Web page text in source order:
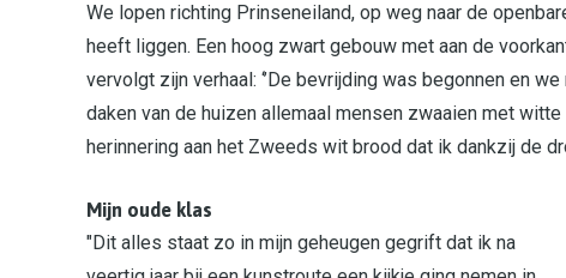
We lopen richting Prinseneiland, op weg naar de
heeft liggen. Een hoog zwart gebouw met aan de
vervolgt zijn verhaal: ‘’De bevrijding was begonnen en
daken van de huizen allemaal mensen zwaaien met
herinnering aan het Zweeds wit brood dat ik dankzij de
Mijn oude klas
"Dit alles staat zo in mijn geheugen gegrift dat ik na